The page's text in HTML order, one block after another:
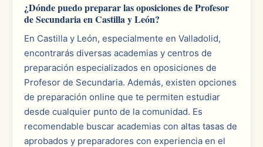
¿Dónde puedo preparar las oposiciones de Profesor
de Secundaria en Castilla y León?
En Castilla y León, especialmente en Valladolid,
encontrarás diversas academias y centros de
preparación especializados en oposiciones de
Profesor de Secundaria. Además, existen opciones
de preparación online que te permiten estudiar
desde cualquier punto de la comunidad. Es
recomendable buscar academias con altas tasas de
aprobados y preparadores con experiencia en el